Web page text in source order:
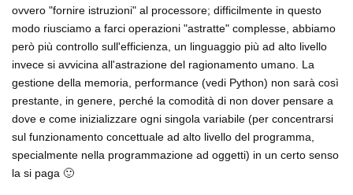
ovvero "fornire istruzioni" al processore; difficilmente in questo
modo riusciamo a farci operazioni "astratte" complesse, abbiamo
però più controllo sull'efficienza, un linguaggio più ad alto livello
invece si avvicina all'astrazione del ragionamento umano. La
gestione della memoria, performance (vedi Python) non sarà così
prestante, in genere, perché la comodità di non dover pensare a
dove e come inizializzare ogni singola variabile (per concentrarsi
sul funzionamento concettuale ad alto livello del programma,
specialmente nella programmazione ad oggetti) in un certo senso
la si paga 🙂